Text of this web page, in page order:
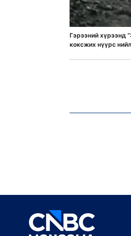
Гэрээний хүрээнд
коксжих нүүрс